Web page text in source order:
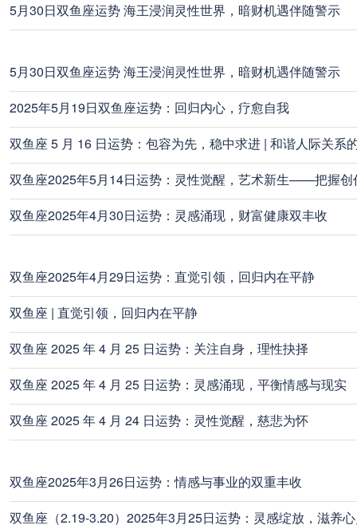
5月30日双鱼座运势 海王浸润灵性世界，暗财机遇伴随警示
5月30日双鱼座运势 海王浸润灵性世界，暗财机遇伴随警示
2025年5月19日双鱼座运势：回归内心，疗愈自我
双鱼座 5 月 16 日运势：包容为先，稳中求进 | 和谐人际关系
双鱼座2025年5月14日运势：灵性觉醒，艺术新生——把握创
双鱼座2025年4月30日运势：灵感涌现，财富健康双丰收
双鱼座2025年4月29日运势：直觉引领，回归内在平静
双鱼座 | 直觉引领，回归内在平静
双鱼座 2025 年 4 月 25 日运势：关注自身，理性抉择
双鱼座 2025 年 4 月 25 日运势：灵感涌现，平衡情感与现实
双鱼座 2025 年 4 月 24 日运势：灵性觉醒，慈悲为怀
双鱼座2025年3月26日运势：情感与事业的双重丰收
双鱼座（2.19-3.20）2025年3月25日运势：灵感绽放，滋养